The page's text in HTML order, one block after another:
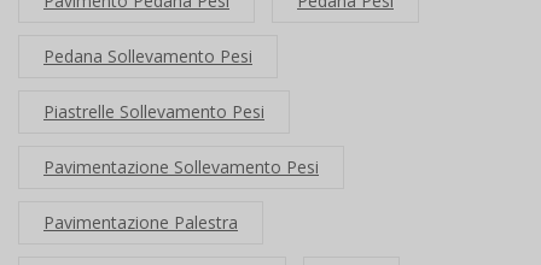
Pedana Sollevamento Pesi
Piastrelle Sollevamento Pesi
Pavimentazione Sollevamento Pesi
Pavimentazione Palestra